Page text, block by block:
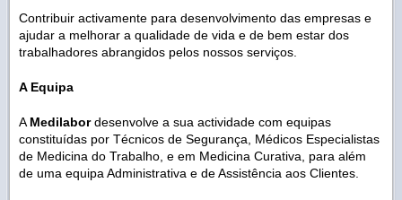
Contribuir activamente para desenvolvimento das empresas e
ajudar a melhorar a qualidade de vida e de bem estar dos
trabalhadores abrangidos pelos nossos serviços.
A Equipa
AMedilabordesenvolve a sua actividade com equipas
constituídas por Técnicos de Segurança, Médicos Especialistas
de Medicina do Trabalho, e em Medicina Curativa, para além
de uma equipa Administrativa e de Assistência aos Clientes.